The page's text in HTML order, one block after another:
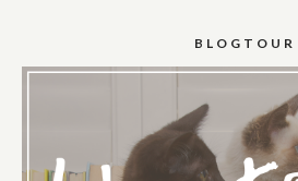
BLOGTOUR